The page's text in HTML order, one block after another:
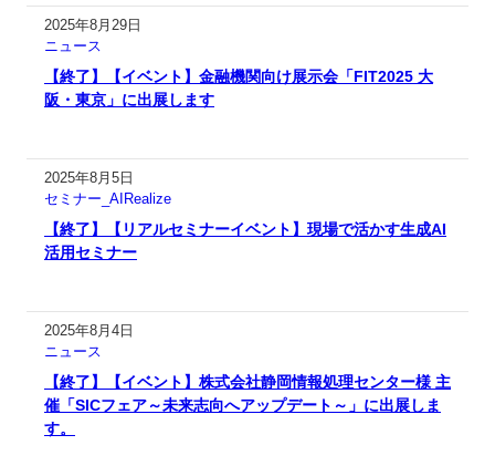
2025年8月29日
ニュース
【終了】【イベント】金融機関向け展示会「FIT2025 大
阪・東京」に出展します
2025年8月5日
セミナー_AIRealize
【終了】【リアルセミナーイベント】現場で活かす生成AI
活用セミナー
2025年8月4日
ニュース
【終了】【イベント】株式会社静岡情報処理センター様 主
催「SICフェア～未来志向へアップデート～」に出展しま
す。